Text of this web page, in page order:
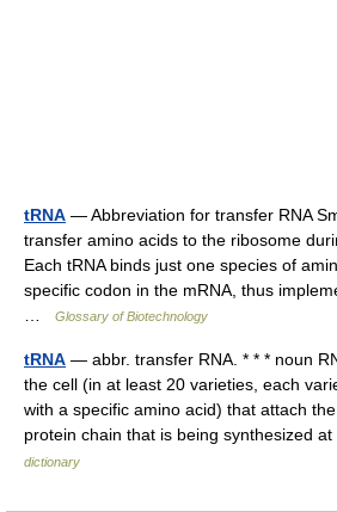
tRNA — Abbreviation for transfer RNA
transfer amino acids to the ribosome
Each tRNA binds just one species of
specific codon in the mRNA, thus
Glossary of Biotechnology
tRNA — abbr. transfer RNA. * * * noun
the cell (in at least 20 varieties, each
with a specific amino acid) that attach
protein chain that is being synthesized
dictionary